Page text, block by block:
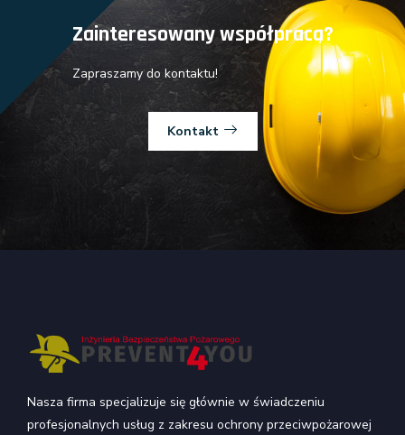
Zainteresowany współpracą?
Zapraszamy do kontaktu!
Kontakt
Nasza firma specjalizuje się głównie w świadczeniu
profesjonalnych usług z zakresu ochrony przeciwpożarowej